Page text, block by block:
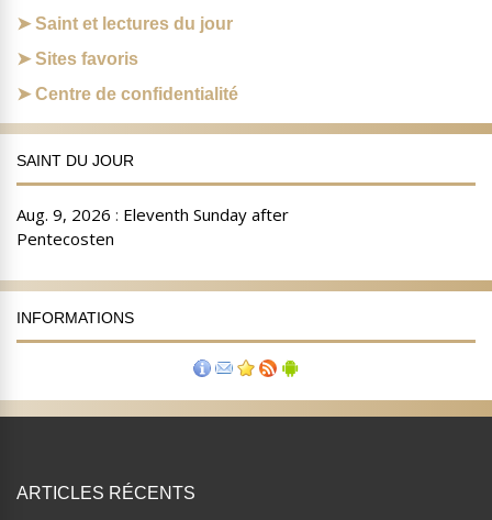
Saint et lectures du jour
Sites favoris
Centre de confidentialité
SAINT DU JOUR
INFORMATIONS
ARTICLES RÉCENTS